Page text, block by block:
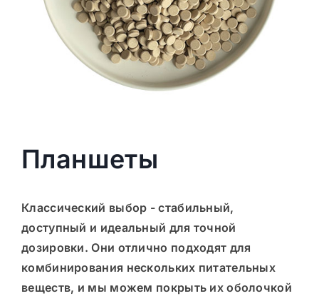
Планшеты
Классический выбор - стабильный,
доступный и идеальный для точной
дозировки. Они отлично подходят для
комбинирования нескольких питательных
веществ, и мы можем покрыть их оболочкой